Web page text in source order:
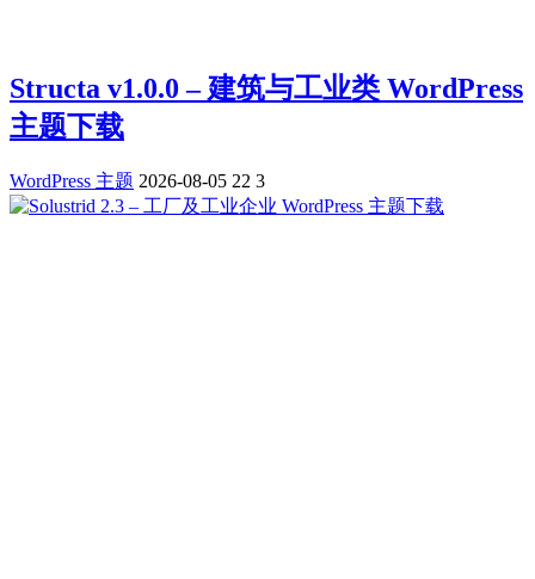
Structa v1.0.0 – 建筑与工业类 WordPress
主题下载
WordPress 主题 2026-08-05 22 3